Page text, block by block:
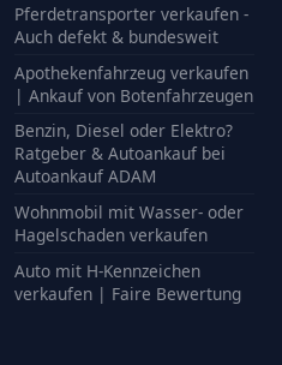
Pferdetransporter verkaufen -
Auch defekt & bundesweit
Apothekenfahrzeug verkaufen
| Ankauf von Botenfahrzeugen
Benzin, Diesel oder Elektro?
Ratgeber & Autoankauf bei
Autoankauf ADAM
Wohnmobil mit Wasser- oder
Hagelschaden verkaufen
Auto mit H-Kennzeichen
verkaufen | Faire Bewertung